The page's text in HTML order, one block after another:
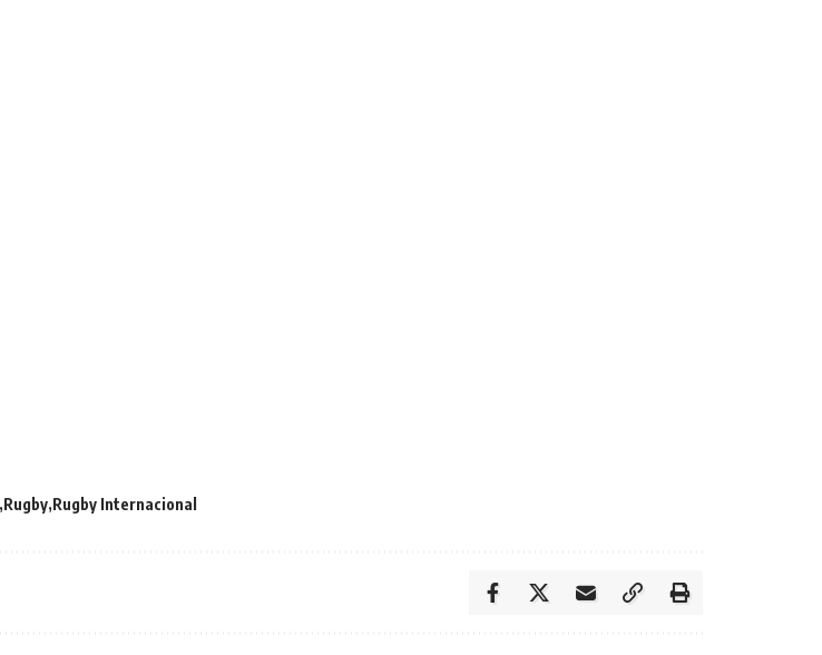
Rugby Rugby Internacional